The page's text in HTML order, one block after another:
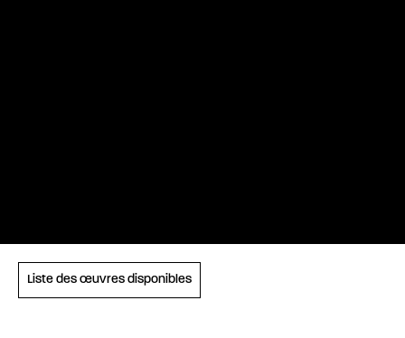
Liste des œuvres disponibles